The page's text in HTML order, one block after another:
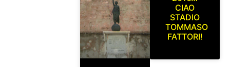
CIAO
STADIO
TOMMASO
FATTORI!